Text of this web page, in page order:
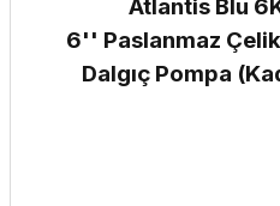
Atlantis Blu
6'' Paslanmaz
Dalgıç Pompa